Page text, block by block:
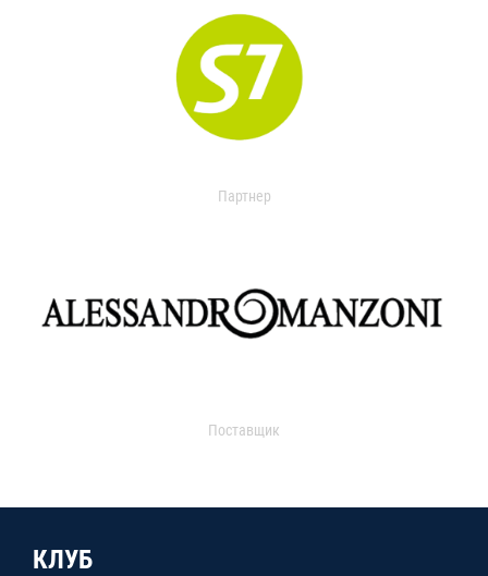
Партнер
Поставщик
КЛУБ